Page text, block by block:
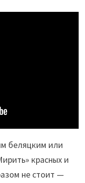
беляцким или
красных и
не стоит —